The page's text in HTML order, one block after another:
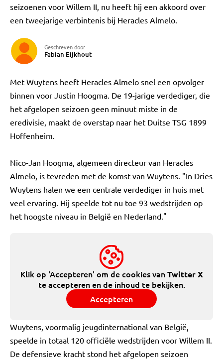
seizoenen voor Willem II, nu heeft hij een akkoord over
een tweejarige verbintenis bij Heracles Almelo.
Geschreven door
Fabian Eijkhout
Met Wuytens heeft Heracles Almelo snel een opvolger
binnen voor Justin Hoogma. De 19-jarige verdediger, die
het afgelopen seizoen geen minuut miste in de
eredivisie, maakt de overstap naar het Duitse TSG 1899
Hoffenheim.
Nico-Jan Hoogma, algemeen directeur van Heracles
Almelo, is tevreden met de komst van Wuytens. "In Dries
Wuytens halen we een centrale verdediger in huis met
veel ervaring. Hij speelde tot nu toe 93 wedstrijden op
het hoogste niveau in België en Nederland."
Klik op 'Accepteren' om de cookies vanTwitter X
te accepteren en de inhoud te bekijken.
Accepteren
Wuytens, voormalig jeugdinternational van België,
speelde in totaal 120 officiële wedstrijden voor Willem II.
De defensieve kracht stond het afgelopen seizoen